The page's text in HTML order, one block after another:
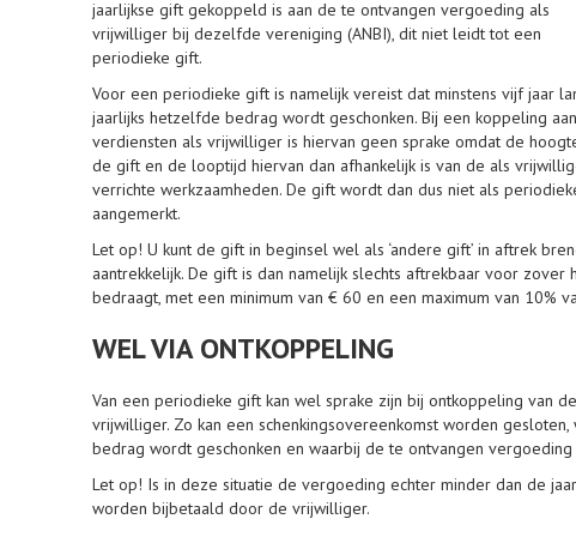
jaarlijkse gift gekoppeld is aan de te ontvangen vergoeding als
vrijwilliger bij dezelfde vereniging (ANBI), dit niet leidt tot een
periodieke gift.
Voor een periodieke gift is namelijk vereist dat minstens vijf jaar
jaarlijks hetzelfde bedrag wordt geschonken. Bij een koppeling
verdiensten als vrijwilliger is hiervan geen sprake omdat de
de gift en de looptijd hiervan dan afhankelijk is van de als
verrichte werkzaamheden. De gift wordt dan dus niet als
aangemerkt.
Let op! U kunt de gift in beginsel wel als ‘andere gift’ in aftrek
aantrekkelijk. De gift is dan namelijk slechts aftrekbaar voor
bedraagt, met een minimum van € 60 en een maximum van 10%
WEL VIA ONTKOPPELING
Van een periodieke gift kan wel sprake zijn bij ontkoppeling van
vrijwilliger. Zo kan een schenkingsovereenkomst worden
bedrag wordt geschonken en waarbij de te ontvangen
Let op! Is in deze situatie de vergoeding echter minder dan de
worden bijbetaald door de vrijwilliger.